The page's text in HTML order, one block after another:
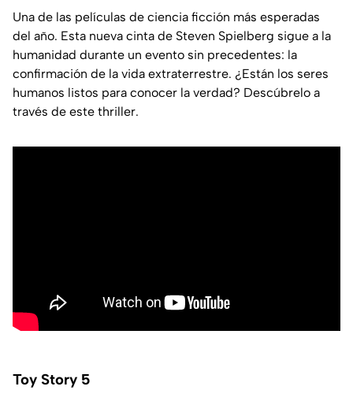
Una de las películas de ciencia ficción más esperadas
del año. Esta nueva cinta de Steven Spielberg sigue a la
humanidad durante un evento sin precedentes: la
confirmación de la vida extraterrestre. ¿Están los seres
humanos listos para conocer la verdad? Descúbrelo a
través de este thriller.
Toy Story 5